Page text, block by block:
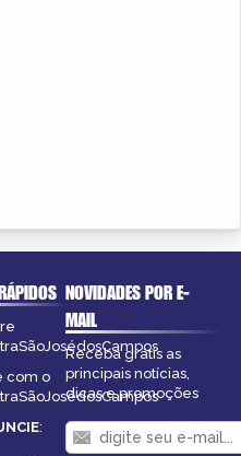
com o
:
NOVIDADES POR E-
MAIL
Receba grátis as
principais notícias,
dicas e promoções